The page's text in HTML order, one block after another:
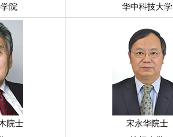
院
华中科技大学
院士
宋永华院士